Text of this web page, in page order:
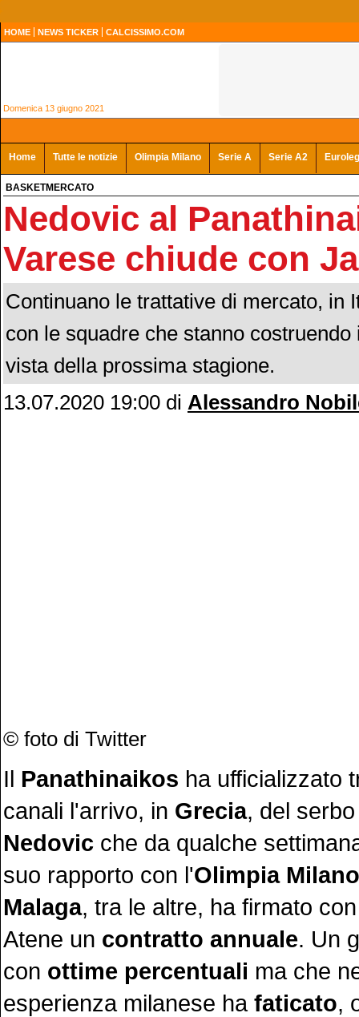
HOME NEWS TICKER CALCISSIMO.COM
Domenica 13 giugno 2021
Home Tutte le notizie Olimpia Milano Serie A Serie A2
BASKETMERCATO
Nedovic al
Varese chiude con
Continuano le trattative di mercato, in
con le squadre che stanno
vista della prossima stagione.
13.07.2020 19:00 di Alessandro
© foto di Twitter
Il Panathinaikos ha ufficializzato
canali l'arrivo, in Grecia, del
Nedovic che da qualche
suo rapporto con l'Olimpia Milano
Malaga, tra le altre, ha firmato
Atene un contratto annuale. Un
con ottime percentuali ma che
esperienza milanese ha faticato,